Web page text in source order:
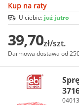
Kup na raty
U ciebie: już jutro
39,70zł/szt.
Darmowa dostawa od